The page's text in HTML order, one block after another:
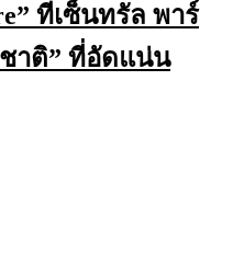
ที่เซ็นทรัล พาร์
าติ” ที่อัดแน่น